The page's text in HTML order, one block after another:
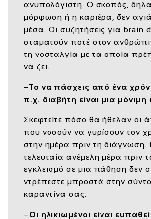
ανυπολόγιστη. Ο σκοπός,
μόρφωση ή η καριέρα, δεν
μέσα. Οι συζητήσεις για brain
σταματούν ποτέ στον
τη νοσταλγία με τα οποία
να ζει.
–Το να πάσχεις από ένα
π.χ. διαβήτη είναι μια μόνιμη
Σκεφτείτε πόσο θα ήθελαν οι
που νοσούν να γυρίσουν τον
στην ημέρα πριν τη διάγνωση.
τελευταία ανέμελη μέρα πριν
εγκλεισμό σε μια πάθηση δεν
ντρέπεστε μπροστά στην
καραντίνα σας;
–Οι ηλικιωμένοι είναι